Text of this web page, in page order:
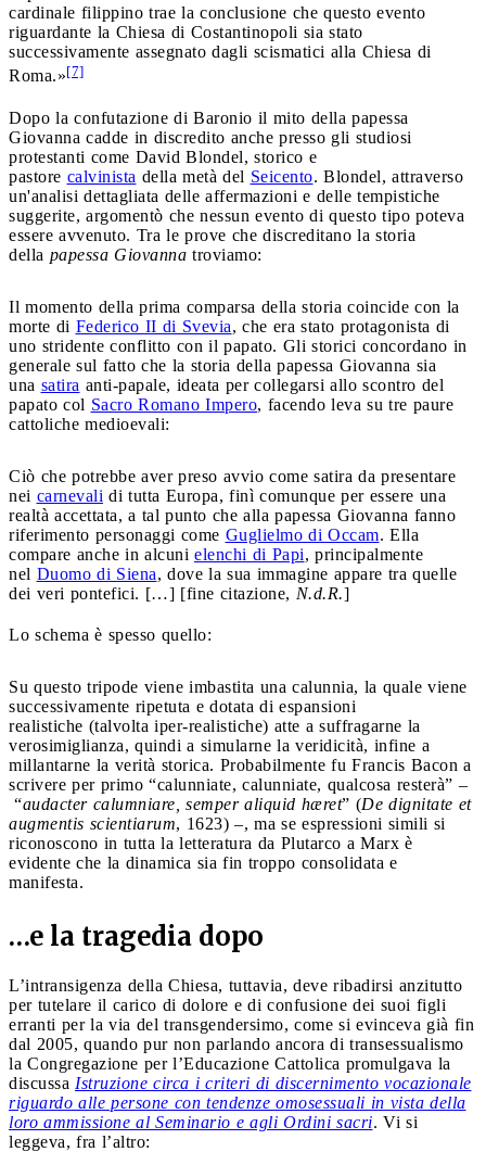
cardinale filippino trae la conclusione che questo evento
riguardante la Chiesa di Costantinopoli sia stato
successivamente assegnato dagli scismatici alla Chiesa di
Roma.»[7]
Dopo la confutazione di Baronio il mito della papessa
Giovanna cadde in discredito anche presso gli studiosi
protestanti come David Blondel, storico e
pastore calvinista della metà del Seicento. Blondel, attraverso
un'analisi dettagliata delle affermazioni e delle tempistiche
suggerite, argomentò che nessun evento di questo tipo poteva
essere avvenuto. Tra le prove che discreditano la storia
della papessa Giovanna troviamo:
Il momento della prima comparsa della storia coincide con la
morte di Federico II di Svevia, che era stato protagonista di
uno stridente conflitto con il papato. Gli storici concordano in
generale sul fatto che la storia della papessa Giovanna sia
una satira anti-papale, ideata per collegarsi allo scontro del
papato col Sacro Romano Impero, facendo leva su tre paure
cattoliche medioevali:
Ciò che potrebbe aver preso avvio come satira da presentare
nei carnevali di tutta Europa, finì comunque per essere una
realtà accettata, a tal punto che alla papessa Giovanna fanno
riferimento personaggi come Guglielmo di Occam. Ella
compare anche in alcuni elenchi di Papi, principalmente
nel Duomo di Siena, dove la sua immagine appare tra quelle
dei veri pontefici. […] [fine citazione, N.d.R.]
Lo schema è spesso quello:
Su questo tripode viene imbastita una calunnia, la quale viene
successivamente ripetuta e dotata di espansioni
realistiche (talvolta iper-realistiche) atte a suffragarne la
verosimiglianza, quindi a simularne la veridicità, infine a
millantarne la verità storica. Probabilmente fu Francis Bacon a
scrivere per primo “calunniate, calunniate, qualcosa resterà” –
“audacter calumniare, semper aliquid hæret” (De dignitate et
augmentis scientiarum, 1623) –, ma se espressioni simili si
riconoscono in tutta la letteratura da Plutarco a Marx è
evidente che la dinamica sia fin troppo consolidata e
manifesta.
…e la tragedia dopo
L’intransigenza della Chiesa, tuttavia, deve ribadirsi anzitutto
per tutelare il carico di dolore e di confusione dei suoi figli
erranti per la via del transgendersimo, come si evinceva già fin
dal 2005, quando pur non parlando ancora di transessualismo
la Congregazione per l’Educazione Cattolica promulgava la
discussa Istruzione circa i criteri di discernimento vocazionale
riguardo alle persone con tendenze omosessuali in vista della
loro ammissione al Seminario e agli Ordini sacri. Vi si
leggeva, fra l’altro: